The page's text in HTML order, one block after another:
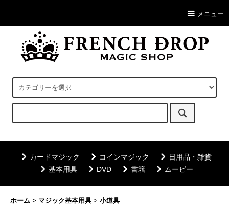
メニュー
カードマジック コインマジック
日用品・雑貨
基本用具
DVD 書籍 ムービー
ホーム > マジック基本用具 > 小道具